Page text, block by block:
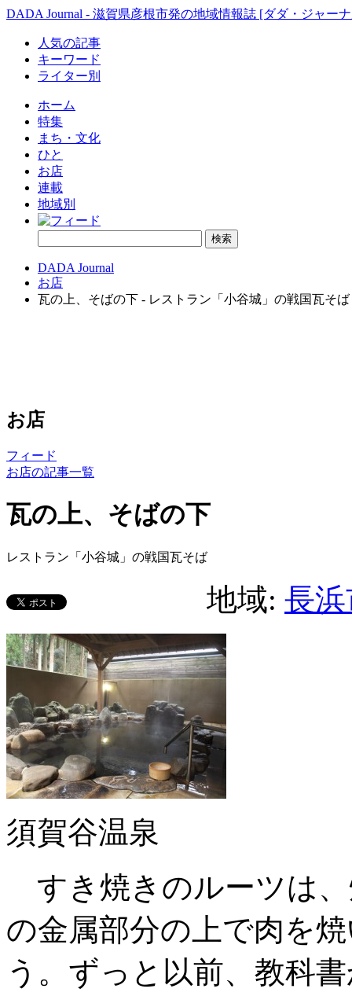
DADA Journal - 滋賀県彦根市発の地域情報誌 [ダダ・ジャー
人気の記事
キーワード
ライター別
ホーム
特集
まち・文化
ひと
お店
連載
地域別
DADA Journal
お店
瓦の上、そばの下 - レストラン「小谷城」の戦国瓦そば
お店
フィード
お店の記事一覧
瓦の上、そばの下
レストラン「小谷城」の戦国瓦そば
地域: 長
須賀谷温泉
すき焼きのルーツは
の金属部分の上で肉を
う。ずっと以前、教科